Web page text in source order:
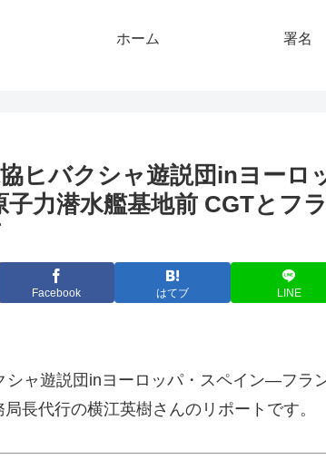
ホーム 署名
ヒバクシャ遊説団inヨーロ
力潜水艦基地前 CGTとフ
Facebook はてブ LINE
シャ遊説団inヨーロッパ・スペイン—フラ
長代行の横江英樹さんのリポートです。